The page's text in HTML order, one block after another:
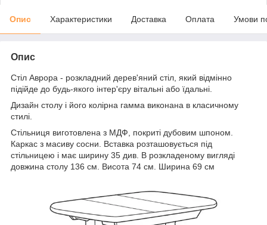
Опис Характеристики Доставка Оплата Умови
Опис
Стіл Аврора - розкладний дерев'яний стіл, який відмінно
підійде до будь-якого інтер'єру вітальні або їдальні.
Дизайн столу і його колірна гамма виконана в класичному
стилі.
Стільниця виготовлена з МДФ, покриті дубовим шпоном.
Каркас з масиву сосни. Вставка розташовується під
стільницею і має ширину 35 див. В розкладеному вигляді
довжина столу 136 см. Висота 74 см. Ширина 69 см